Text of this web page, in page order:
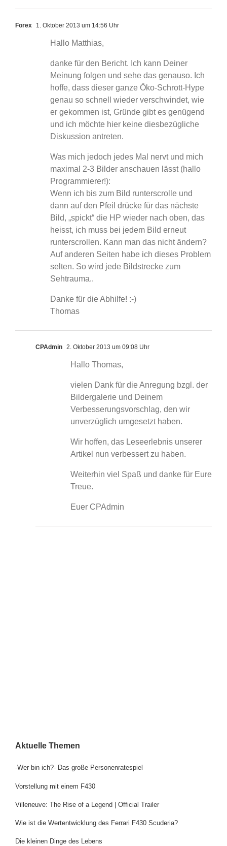
Forex 1. Oktober 2013 um 14:56 Uhr
Hallo Matthias,
danke für den Bericht. Ich kann Deiner
Meinung folgen und sehe das genauso. Ich
hoffe, dass dieser ganze Öko-Schrott-Hype
genau so schnell wieder verschwindet, wie
er gekommen ist, Gründe gibt es genügend
und ich möchte hier keine diesbezügliche
Diskussion antreten.
Was mich jedoch jedes Mal nervt und mich
maximal 2-3 Bilder anschauen lässt (hallo
Programmierer!):
Wenn ich bis zum Bild runterscrolle und
dann auf den Pfeil drücke für das nächste
Bild, „spickt“ die HP wieder nach oben, das
heisst, ich muss bei jedem Bild erneut
runterscrollen. Kann man das nicht ändern?
Auf anderen Seiten habe ich dieses Problem
selten. So wird jede Bildstrecke zum
Sehtrauma..
Danke für die Abhilfe! :-)
Thomas
CPAdmin 2. Oktober 2013 um 09:08 Uhr
Hallo Thomas,
vielen Dank für die Anregung bzgl. der
Bildergalerie und Deinem
Verbesserungsvorschlag, den wir
unverzüglich umgesetzt haben.
Wir hoffen, das Leseerlebnis unserer
Artikel nun verbessert zu haben.
Weiterhin viel Spaß und danke für Eure
Treue.
Euer CPAdmin
Aktuelle Themen
-Wer bin ich?- Das große Personenratespiel
Vorstellung mit einem F430
Villeneuve: The Rise of a Legend | Official Trailer
Wie ist die Wertentwicklung des Ferrari F430 Scuderia?
Die kleinen Dinge des Lebens